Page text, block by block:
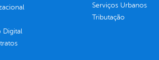
Digital
Serviços Urbanos
Tributação